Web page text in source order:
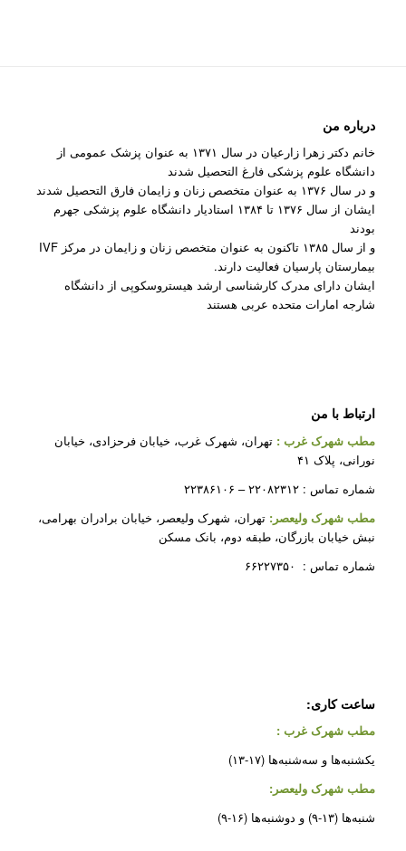
درباره من
خانم دکتر زهرا زارعیان در سال ۱۳۷۱ به عنوان پزشک عمومی از
دانشگاه علوم پزشکی فارغ التحصیل شدند
و در سال ۱۳۷۶ به عنوان متخصص زنان و زایمان فارق التحصیل شدند
ایشان از سال ۱۳۷۶ تا ۱۳۸۴ استادیار دانشگاه علوم پزشکی جهرم
بودند
و از سال ۱۳۸۵ تاکنون به عنوان متخصص زنان و زایمان در مرکز IVF
بیمارستان پارسیان فعالیت دارند.
ایشان دارای مدرک کارشناسی ارشد هیستروسکوپی از دانشگاه
شارجه امارات متحده عربی هستند
ارتباط با من
مطب شهرک غرب : تهران، شهرک غرب، خیابان فرحزادی، خیابان
نورانی، پلاک ۴۱
شماره تماس : ۲۲۰۸۲۳۱۲ – ۲۲۳۸۶۱۰۶
مطب شهرک ولیعصر: تهران، شهرک ولیعصر، خیابان برادران بهرامی،
نبش خیابان بازرگان، طبقه دوم، بانک مسکن
شماره تماس : ۶۶۲۲۷۳۵۰
ساعت کاری:
مطب شهرک غرب :
یکشنبه‌ها و سه‌شنبه‌ها (۱۷-۱۳)
مطب شهرک ولیعصر:
شنبه‌ها (۱۳-۹) و دوشنبه‌ها (۱۶-۹)